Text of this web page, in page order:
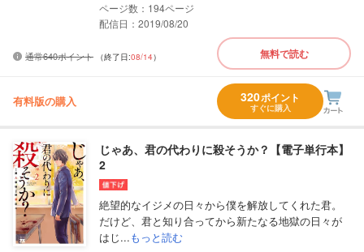
194
配信日：2019/08/20
通常640ポイント （終了日:08/14） 無料で読む
有料版の購入 320ポイント
すぐに購入
じゃあ、君の代わりに殺そうか？【電子単行本】
2
絶望的なイジメの日々から僕を解放してくれた君。
だけど、君と知り合ってから新たなる地獄の日々が
はじ...もっと読む